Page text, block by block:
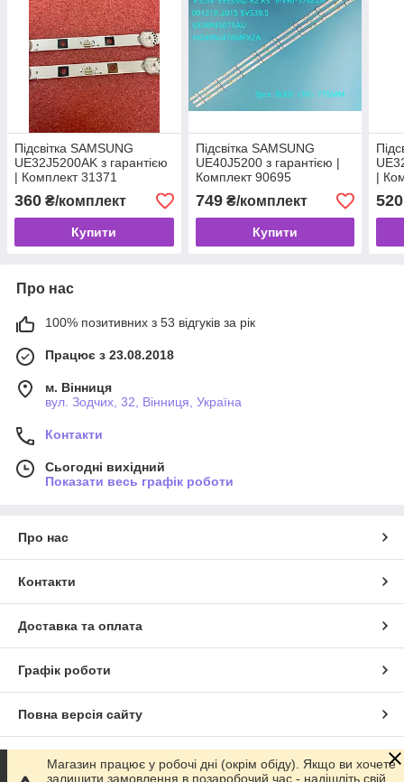
Підсвітка SAMSUNG
UE32J5200AK з гарантією
| Комплект 31371
360 ₴/комплект
Купити
Підсвітка SAMSUNG
UE40J5200 з гарантією |
Комплект 90695
749₴/комплект
Купити
|
520
Про нас
100% позитивних з 53 відгуків за рік
Працює з 23.08.2018
м. Вінниця
вул. Зодчих, 32, Вінниця, Україна
Контакти
Сьогодні вихідний
Показати весь графік роботи
Про нас
Контакти
Доставка та оплата
Графік роботи
Повна версія сайту
Сайт створено на маркетплейсіProm.ua
Магазин працює у робочі дні (окрім обіду). Якщо ви хочете
залишити замовлення в позаробочий час - надішліть свій